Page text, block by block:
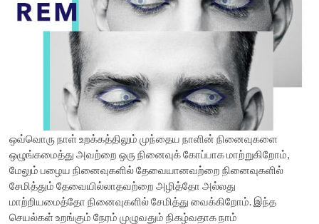
ஒவ்வொரு நாள் உறக்கத்திலும் முந்தைய நாளின் நினைவுகளை
ஒழுங்கமைத்து அவற்றை ஒரு நினைவுக் கோப்பாக மாற்றுகிறோம்,
மேலும் பழைய நினைவுகளில் தேவையானவற்றை நினைவுகளில்
சேமித்தும் தேவையில்லாதவற்றை அழித்தோ அல்லது
மாற்றியமைத்தோ நினைவுகளில் சேமித்து வைக்கிறோம். இந்த
செயல்கள் உறங்கும் நேரம் முழுவதும் நிகழ்வதாக நாம்